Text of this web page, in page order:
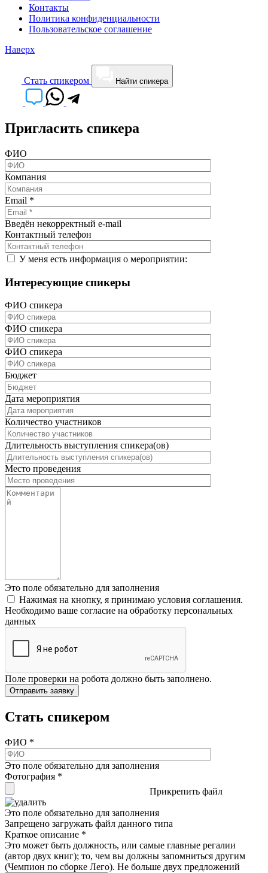
Контакты
Политика конфиденциальности
Пользовательское соглашение
Наверх
Cтать спикером Найти спикера
Пригласить спикера
ФИО
Компания
Email *
Введён некорректный e-mail
Контактный телефон
У меня есть информация о мероприятии:
Интересующие спикеры
ФИО спикера
ФИО спикера
ФИО спикера
Бюджет
Дата мероприятия
Количество участников
Длительность выступления спикера(ов)
Место проведения
Это поле обязательно для заполнения
Нажимая на кнопку, я принимаю условия соглашения.
Необходимо ваше согласие на обработку персональных
данных
Поле проверки на робота должно быть заполнено.
Стать спикером
ФИО *
Это поле обязательно для заполнения
Фотография *
Прикрепить файл
Это поле обязательно для заполнения
Запрещено загружать файл данного типа
Краткое описание *
Это может быть должность, или самые главные регалии
(автор двух книг); то, чем вы должны запомниться другим
(Чемпион по сборке Лего). Не больше двух предложений